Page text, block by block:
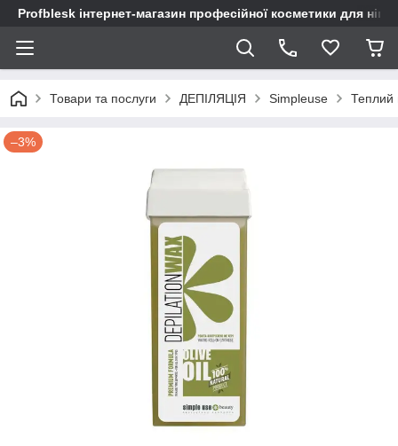
Profblesk інтернет-магазин професійної косметики для
Товари та послуги ДЕПІЛЯЦІЯ Simpleuse Теплий
–3%